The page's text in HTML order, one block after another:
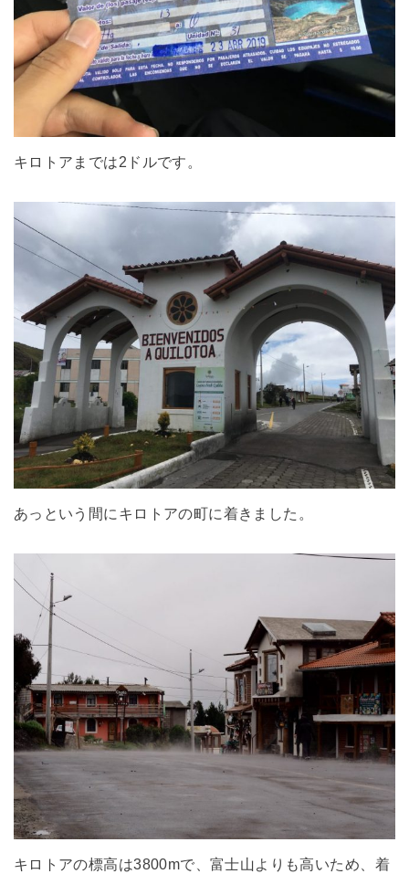
キロトアまでは2ドルです。
あっという間にキロトアの町に着きました。
キロトアの標高は3800mで、富士山よりも高いため、着